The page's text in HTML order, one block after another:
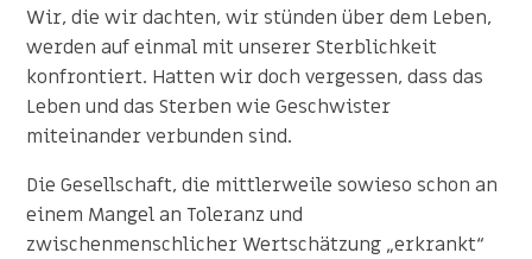
Wir, die wir dachten, wir stünden über dem Leben,
werden auf einmal mit unserer Sterblichkeit
konfrontiert. Hatten wir doch vergessen, dass das
Leben und das Sterben wie Geschwister
miteinander verbunden sind.
Die Gesellschaft, die mittlerweile sowieso schon an
einem Mangel an Toleranz und
zwischenmenschlicher Wertschätzung „erkrankt“